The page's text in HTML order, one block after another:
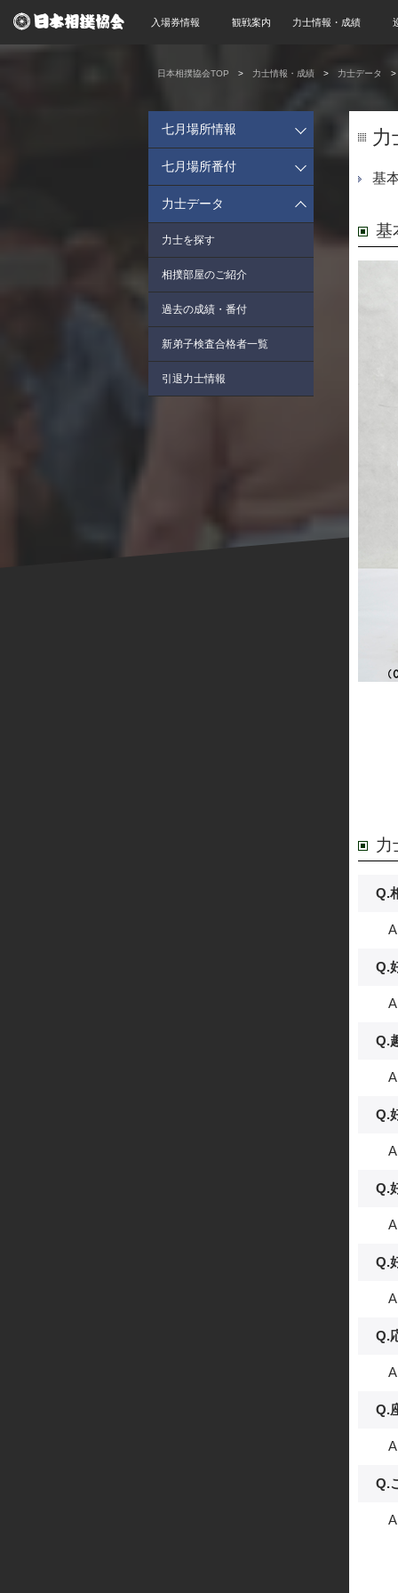
入場券情報 観戦案内 力士情報・成績
日本相撲協会TOP 力士情報・成績 力士データ
力
基
基
力
Q.
Q.
Q.
Q.
Q.
Q.
Q.
Q.
Q.
七月場所情報
七月場所番付
力士データ
力士を探す
相撲部屋のご紹介
過去の成績・番付
新弟子検査合格者一覧
引退力士情報